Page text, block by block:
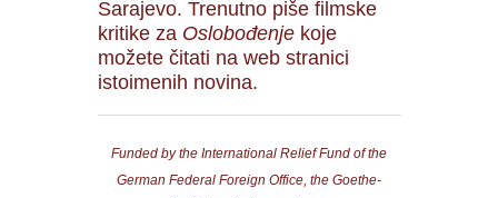
Sarajevo. Trenutno piše filmske
kritike za Oslobođenje koje
možete čitati na web stranici
istoimenih novina.
Funded by the International Relief Fund of the
German Federal Foreign Office, the Goethe-